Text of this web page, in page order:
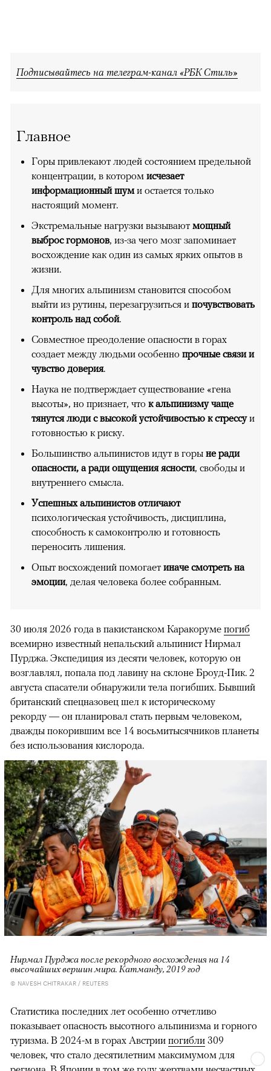
Подписывайтесь на телеграм-канал «РБК Стиль»
Главное
Горы привлекают людей состоянием предельной
концентрации, в котором исчезает
информационный шуми остается только
настоящий момент.
Экстремальные нагрузки вызывают мощный
выброс гормонов, из-за чего мозг запоминает
восхождение как один из самых ярких опытов в
жизни.
Для многих альпинизм становится способом
выйти из рутины, перезагрузиться и почувствовать
контроль над собой.
Совместное преодоление опасности в горах
создает между людьми особенно прочные связи и
чувство доверия.
Наука не подтверждает существование «гена
высоты», но признает, что к альпинизму чаще
тянутся люди с высокой устойчивостью к стрессуи
готовностью к риску.
Большинство альпинистов идут в горы не ради
опасности, а ради ощущения ясности, свободы и
внутреннего смысла.
Успешных альпинистов отличают
психологическая устойчивость, дисциплина,
способность к самоконтролю и готовность
переносить лишения.
Опыт восхождений помогает иначе смотреть на
эмоции, делая человека более собранным.
30 июля 2026 года в пакистанском Каракоруме погиб
всемирно известный непальский альпинист Нирмал
Пурджа. Экспедиция из десяти человек, которую он
возглавлял, попала под лавину на склоне Броуд-Пик. 2
августа спасатели обнаружили тела погибших. Бывший
британский спецназовец шел к историческому
рекорду — он планировал стать первым человеком,
дважды покорившим все 14 восьмитысячников планеты
без использования кислорода.
Нирмал Пурджа после рекордного восхождения на 14
высочайших вершин мира. Катманду, 2019 год
© NAVESH CHITRAKAR / REUTERS
Статистика последних лет особенно отчетливо
показывает опасность высотного альпинизма и горного
туризма. В 2024-м в горах Австрии погибли 309
человек, что стало десятилетним максимумом для